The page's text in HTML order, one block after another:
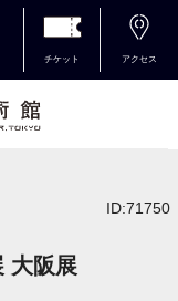
チケット アクセス
ID:71750
大阪展